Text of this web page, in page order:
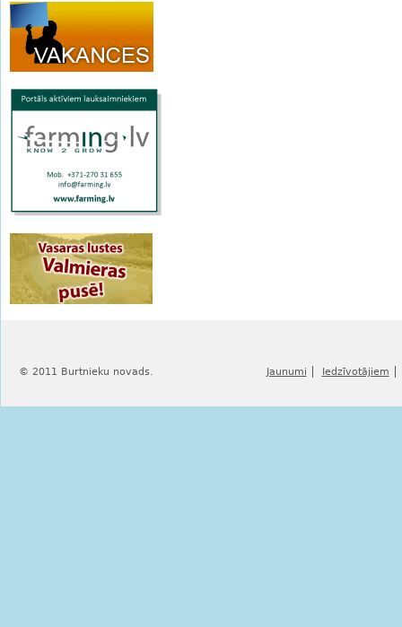
© 2011 Burtnieku novads. Jaunumi Iedzīvotājiem